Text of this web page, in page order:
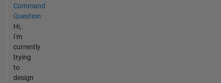
Command
Question
Hi,
I'm
currently
trying
to
design